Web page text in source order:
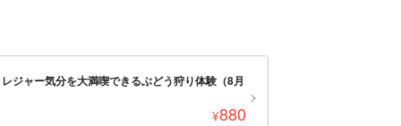
ジャー気分を大満喫できるぶどう狩り体験（8月
¥880